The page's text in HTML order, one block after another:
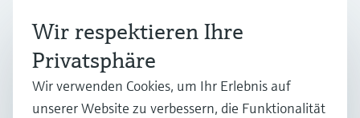
Branchen
Support
Wir respektieren Ihre
Privatsphäre
Wir verwenden Cookies, um Ihr Erlebnis auf
unserer Website zu verbessern, die Funktionalität